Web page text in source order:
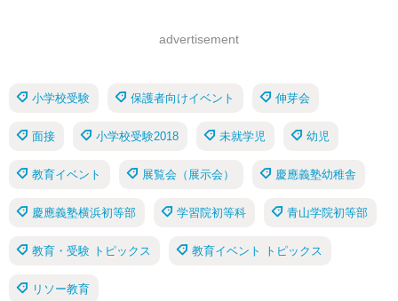
advertisement
小学校受験 保護者向けイベント 伸芽会
面接 小学校受験2018 未就学児 幼児
教育イベント 展覧会（展示会） 慶應義塾幼稚舎
慶應義塾横浜初等部 学習院初等科 青山学院初等部
教育・受験 トピックス 教育イベント トピックス
リソー教育